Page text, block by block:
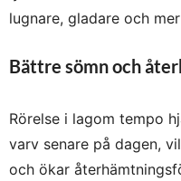
lugnare, gladare och
Bättre sömn och
Rörelse i lagom tempo
varv senare på dagen,
och ökar